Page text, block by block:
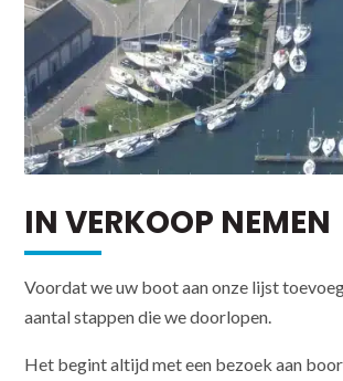
IN VERKOOP NEMEN
Voordat we uw boot aan onze lijst
aantal stappen die we doorlopen.
Het begint altijd met een bezoek aan